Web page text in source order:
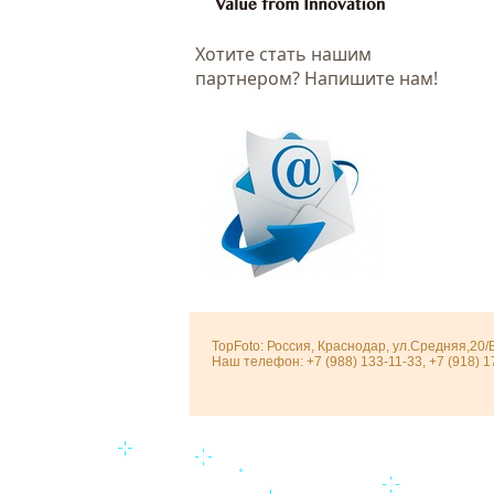
Хотитe стать нашим
партнером? Напишите нам!
TopFoto: Россия, Краснодар, ул.Средняя,20/
Наш телефон: +7 (988) 133-11-33, +7 (918)